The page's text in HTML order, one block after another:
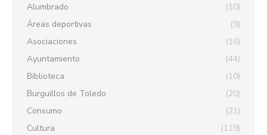
Alumbrado
(10)
Áreas deportivas
(9)
Asociaciones
(16)
Ayuntamiento
(44)
Biblioteca
(10)
Burguillos de Toledo
(20)
Consumo
(21)
Cultura
(119)